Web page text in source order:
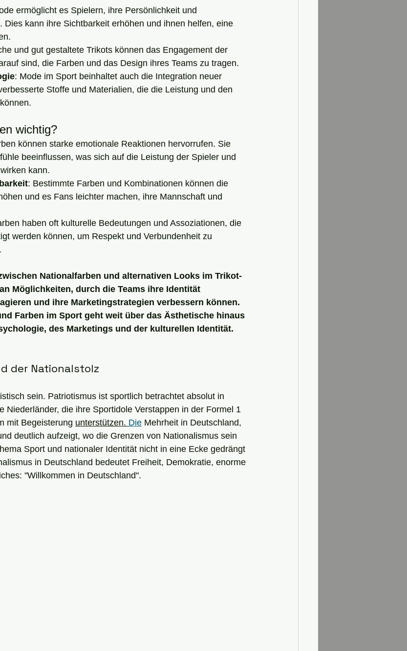
ermöglicht es Spielern, ihre Persönlichkeit und
Dies kann ihre Sichtbarkeit erhöhen und ihnen helfen, eine
und gut gestaltete Trikots können das Engagement der
sind, die Farben und das Design ihres Teams zu tragen.
: Mode im Sport beinhaltet auch die Integration neuer
Stoffe und Materialien, die die Leistung und den
wichtig?
können starke emotionale Reaktionen hervorrufen. Sie
beeinflussen, was sich auf die Leistung der Spieler und
kann.
: Bestimmte Farben und Kombinationen können die
und es Fans leichter machen, ihre Mannschaft und
haben oft kulturelle Bedeutungen und Assoziationen, die
werden können, um Respekt und Verbundenheit zu
Nationalfarben und alternativen Looks im Trikot-
Möglichkeiten, durch die Teams ihre Identität
und ihre Marketingstrategien verbessern können.
Farben im Sport geht weit über das Ästhetische hinaus
des Marketings und der kulturellen Identität.
der Nationalstolz
sein. Patriotismus ist sportlich betrachtet absolut in
Niederländer, die ihre Sportidole Verstappen in der Formel 1
mit Begeisterung unterstützen. Die Mehrheit in Deutschland,
deutlich aufzeigt, wo die Grenzen von Nationalismus sein
Sport und nationaler Identität nicht in eine Ecke gedrängt
in Deutschland bedeutet Freiheit, Demokratie, enorme
"Willkommen in Deutschland".